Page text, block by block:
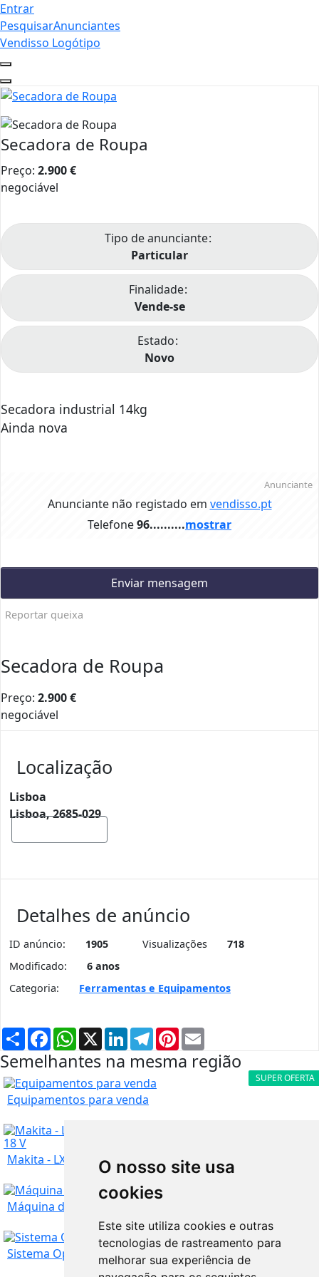
O nosso site usa
cookies
Este site utiliza cookies e outras
tecnologias de rastreamento para
melhorar sua experiência de
Entrar
PesquisarAnunciantes
Vendisso Logótipo
Secadora de Roupa
Preço: 2.900€
negociável
Tipo de anunciante
Particular
Finalidade
Vende-se
Estado
Novo
Secadora industrial 14kg
Ainda nova
Telefone96..........mostrar
Anunciante
Anunciante não registado em vendisso.pt
Enviar mensagem
Reportar queixa
Secadora de Roupa
Preço: 2.900€
negociável
Localização
Lisboa
Lisboa, 2685-029
Detalhes de anúncio
ID anúncio: 1905 Visualizações
718
Modificado:
6 anos
Categoria:
Ferramentas e Equipamentos
PartilharFacebookWhatsApp
X LinkedInTelegram
Pinterest
Semelhantes na mesma região
Equipamentos para venda
SUPER OFERTA
Lisboa
Makita - LXT1500 LXT Lithium-Ion 15-Piece Combo...
Lisboa 400
Máquina de Lavar Roupa (como nova)
Sistema Operativo (POS)